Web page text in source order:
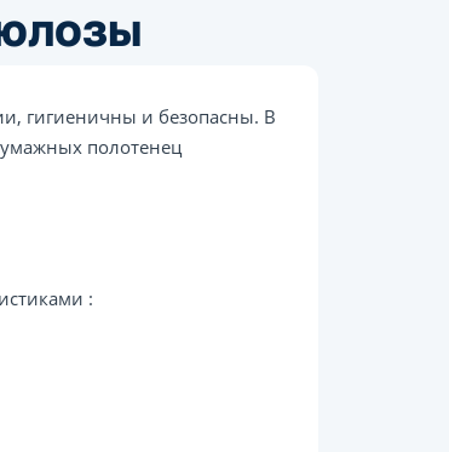
гигиеничны и безопасны. В
полотенец
: